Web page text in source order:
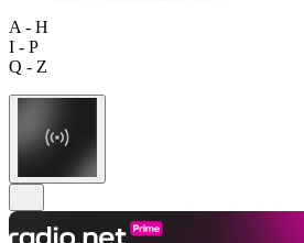
A - H
I - P
Q - Z